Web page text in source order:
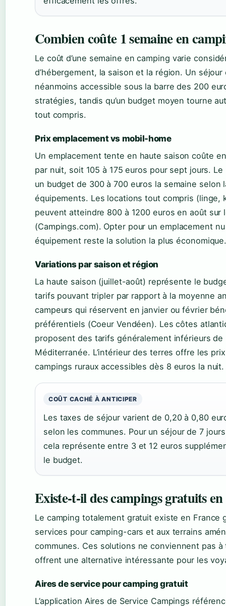
Combien coûte 1 semaine en
Le coût d’une semaine en camping varie
d’hébergement, la saison et la région. Un
néanmoins accessible sous la barre des 200
stratégies, tandis qu’un budget moyen tourne
tout compris.
Prix emplacement vs mobil-home
Un emplacement tente en haute saison coûte
par nuit, soit 105 à 175 euros pour sept jours.
un budget de 300 à 700 euros la semaine selon
équipements. Les locations tout compris (linge,
peuvent atteindre 800 à 1200 euros en août sur
(Campings.com). Opter pour un emplacement
équipement reste la solution la plus
Variations par saison et région
La haute saison (juillet-août) représente le
tarifs pouvant tripler par rapport à la moyenne
campeurs qui réservent en janvier ou février
préférentiels (Coeur Vendéen). Les côtes
proposent des tarifs généralement inférieurs de
Méditerranée. L’intérieur des terres offre les
campings ruraux accessibles dès 8 euros la nuit.
COÛT CACHÉ À ANTICIPER
Les taxes de séjour varient de 0,20 à 0,80
selon les communes. Pour un séjour de 7
cela représente entre 3 et 12 euros
le budget.
Existe-t-il des campings gratuits
Le camping totalement gratuit existe en France
services pour camping-cars et aux terrains
communes. Ces solutions ne conviennent pas
offrent une alternative intéressante pour les
Aires de service pour camping gratuit
L’application Aires de Service Campings